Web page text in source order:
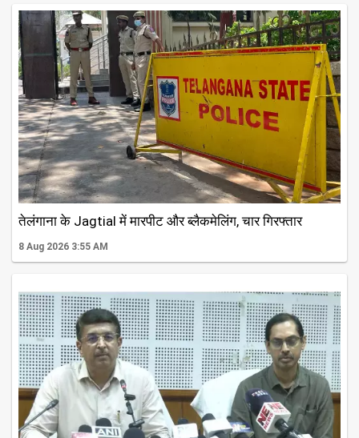
तेलंगाना के Jagtial में मारपीट और ब्लैकमेलिंग, चार गिरफ्तार
8 Aug 2026 3:55 AM